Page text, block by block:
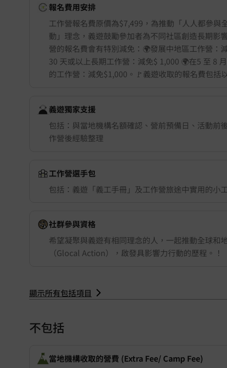
報名費用安排
工作營報名費原價為$7,499，為推動「人人都參與
動」理念，義遊鼓勵參加者為不同社區創造長期影
營的報名費會有特別減免：🌍發展中地區工作營：
30 天或以上長期工作營：減免$ 1,000 🌍在5 至 8
的工作營：減免$1,000。🚩義遊收取的報名費包括
義遊獨家支援
包括：與當地機構名額確認、營前預備日、活動前
作營後經驗整理
工作營選手包
包括：義遊「義工手冊」及工作營旅途中實用的小
社群參與資格
希望凝聚與義遊有相同理念的人，一起推動全球和
（Glocal Action），啟發具影響力行動的歷程。！
顯示所有包括項目
不包括
當地機構收取的營費 (Extra Fee/ Camp Fee)
舉行城市/地點 (只供參考)
Kenya 肯亞